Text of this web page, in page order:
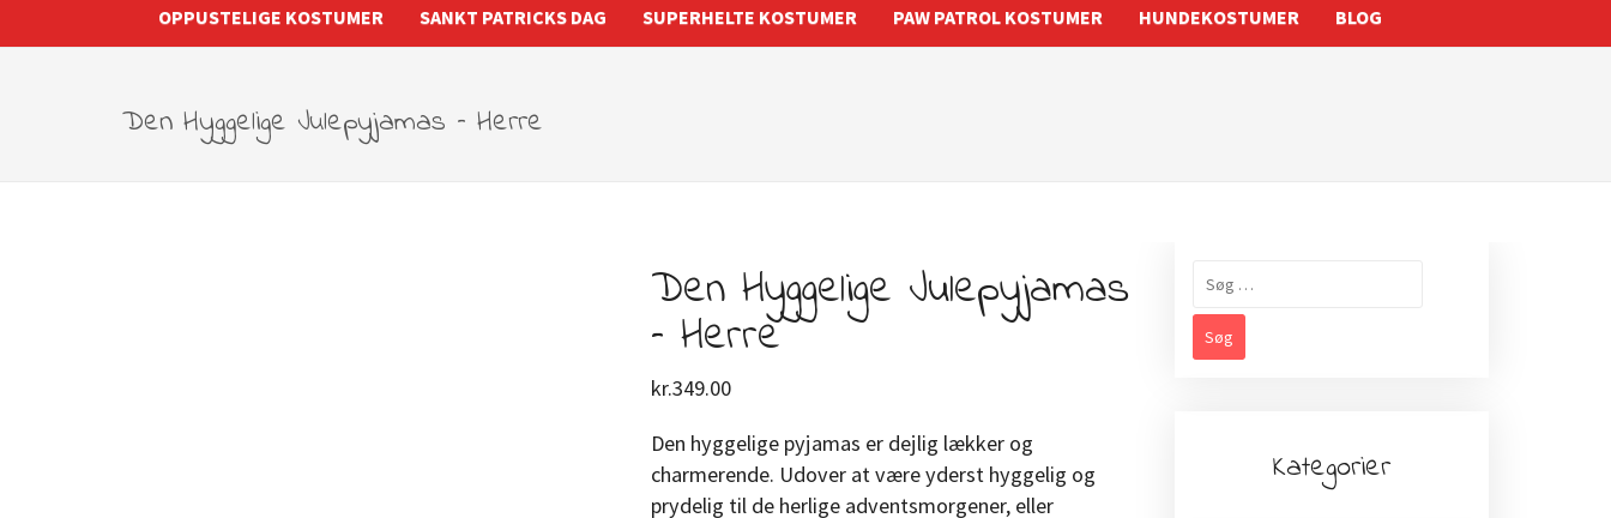
OPPUSTELIGE KOSTUMER SANKT PATRICKS DAG SUPERHELTE KOSTUMER PAW PATROL KOSTUMER HUNDEKOSTUMER BLOG
Den Hyggelige Julepyjamas – Herre
Den Hyggelige Julepyjamas
– Herre
kr.349.00
Den hyggelige pyjamas er dejlig lækker og
charmerende. Udover at være yderst hyggelig og
prydelig til de herlige adventsmorgener, eller
efter:
Kategorier